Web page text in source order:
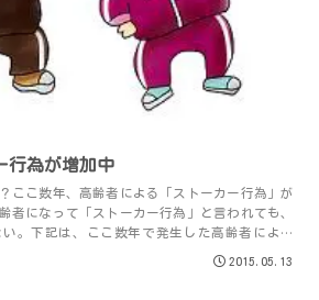
行為が増加中
ここ数年、高齢者による「ストーカー行為」が
者になって「ストーカー行為」と言われても、
。下記は、ここ数年で発生した高齢者による
2015.05.13